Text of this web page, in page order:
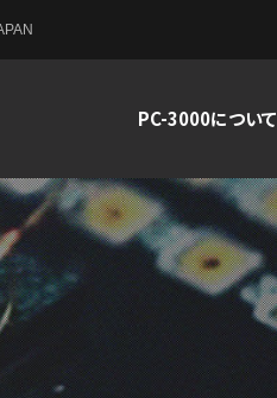
PC-3000について